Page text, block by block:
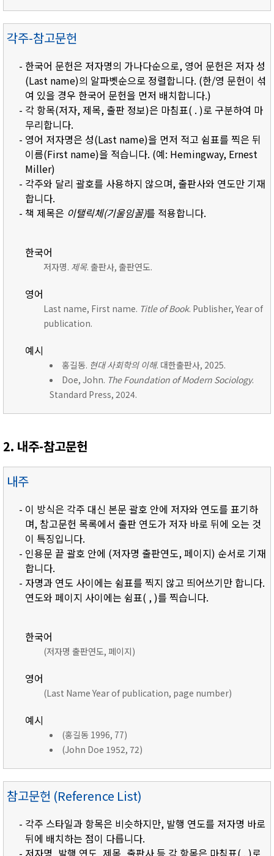
각주-참고문헌
- 한국어 문헌은 저자명의 가나다순으로, 영어 문헌은 저자 성
(Last name)의 알파벳순으로 정렬합니다. (한/영 문헌이 섞
여 있을 경우 한국어 문헌을 먼저 배치합니다.)
- 각 항목(저자, 제목, 출판 정보)은 마침표( . )로 구분하여 마
무리합니다.
- 영어 저자명은 성(Last name)을 먼저 적고 쉼표를 찍은 뒤
이름(First name)을 적습니다. (예: Hemingway, Ernest
Miller)
- 각주와 달리 괄호를 사용하지 않으며, 출판사와 연도만 기재
합니다.
- 책 제목은 이탤릭체(기울임꼴)를 적용합니다.
한국어
저자명. 제목. 출판사, 출판연도.
영어
Last name, First name. Title of Book. Publisher, Year of
publication.
예시
홍길동. 현대 사회학의 이해. 대한출판사, 2025.
Doe, John. The Foundation of Modern Sociology.
Standard Press, 2024.
2. 내주-참고문헌
내주
- 이 방식은 각주 대신 본문 괄호 안에 저자와 연도를 표기하
며, 참고문헌 목록에서 출판 연도가 저자 바로 뒤에 오는 것
이 특징입니다.
- 인용문 끝 괄호 안에 (저자명 출판연도, 페이지) 순서로 기재
합니다.
- 자명과 연도 사이에는 쉼표를 찍지 않고 띄어쓰기만 합니다.
연도와 페이지 사이에는 쉼표( , )를 찍습니다.
한국어
(저자명 출판연도, 페이지)
영어
(Last Name Year of publication, page number)
예시
(홍길동 1996, 77)
(John Doe 1952, 72)
참고문헌 (Reference List)
- 각주 스타일과 항목은 비슷하지만, 발행 연도를 저자명 바로
뒤에 배치하는 점이 다릅니다.